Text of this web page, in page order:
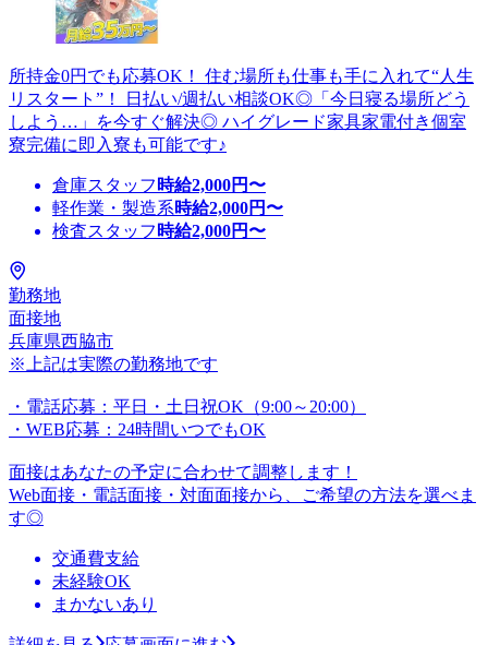
所持金0円でも応募OK！ 住む場所も仕事も手に入れて“人生
リスタート”！ 日払い/週払い相談OK◎「今日寝る場所どう
しよう…」を今すぐ解決◎ ハイグレード家具家電付き個室
寮完備に即入寮も可能です♪
倉庫スタッフ 時給2,000円〜
軽作業・製造系時給2,000円〜
検査スタッフ 時給2,000円〜
勤務地
面接地
兵庫県西脇市
※上記は実際の勤務地です
・電話応募：平日・土日祝OK（9:00～20:00）
・WEB応募：24時間いつでもOK
面接はあなたの予定に合わせて調整します！
Web面接・電話面接・対面面接から、ご希望の方法を選べま
す◎
交通費支給
未経験OK
まかないあり